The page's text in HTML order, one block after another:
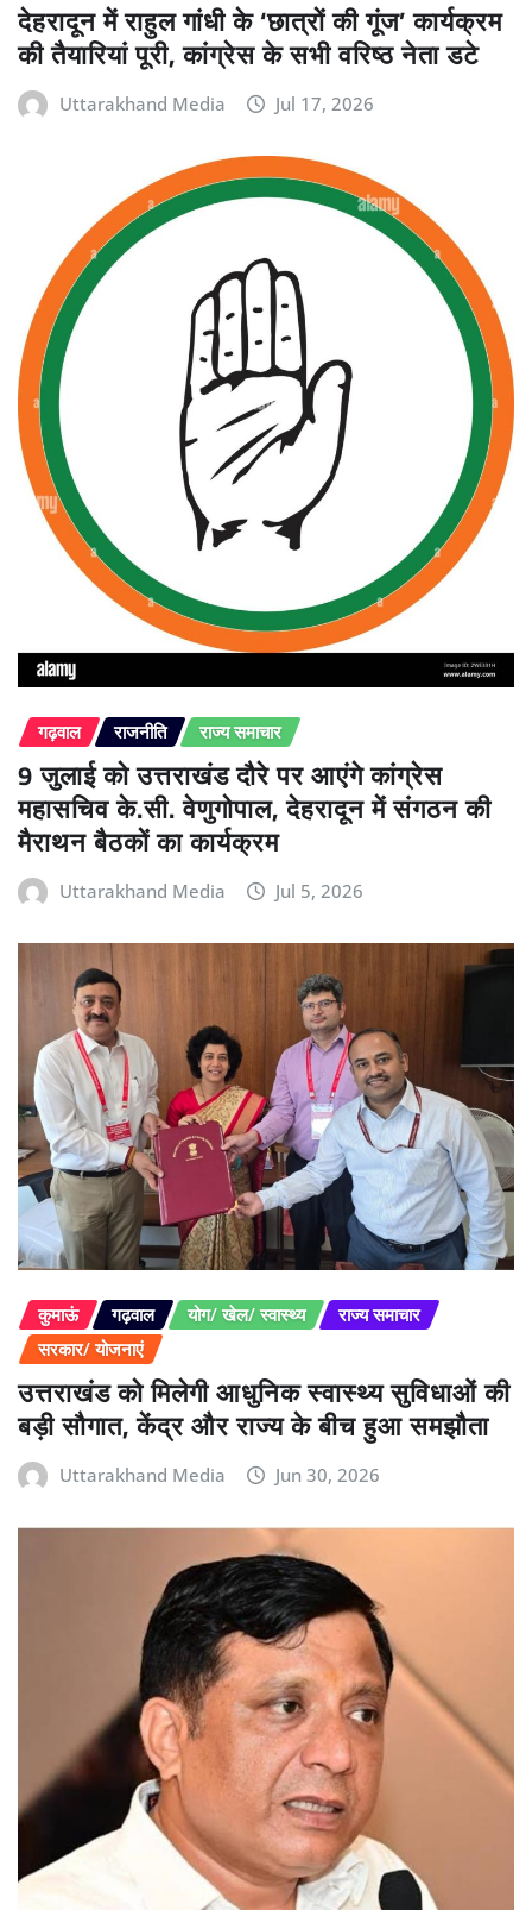
देहरादून में राहुल गांधी के ‘छात्रों की गूंज’ कार्यक्रम
की तैयारियां पूरी, कांग्रेस के सभी वरिष्ठ नेता डटे
Uttarakhand Media Jul 17, 2026
गढ़वाल राजनीति राज्य समाचार
9 जुलाई को उत्तराखंड दौरे पर आएंगे कांग्रेस
महासचिव के.सी. वेणुगोपाल, देहरादून में संगठन की
मैराथन बैठकों का कार्यक्रम
Uttarakhand Media Jul 5, 2026
कुमाऊं गढ़वाल योग/ खेल/ स्वास्थ्य
राज्य समाचार
सरकार/ योजनाएं
उत्तराखंड को मिलेगी आधुनिक स्वास्थ्य सुविधाओं की
बड़ी सौगात, केंद्र और राज्य के बीच हुआ समझौता
Uttarakhand Media Jun 30, 2026